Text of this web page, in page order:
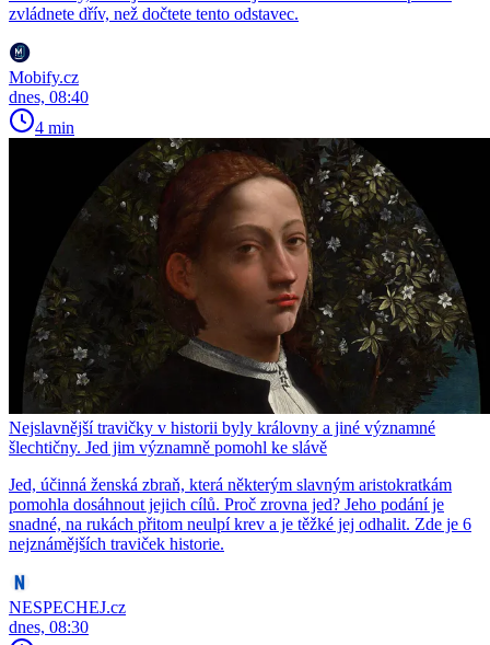
zvládnete dřív, než dočtete tento odstavec.
Mobify.cz
dnes, 08:40
4 min
Nejslavnější travičky v historii byly královny a jiné významné
šlechtičny. Jed jim významně pomohl ke slávě
Jed, účinná ženská zbraň, která některým slavným aristokratkám
pomohla dosáhnout jejich cílů. Proč zrovna jed? Jeho podání je
snadné, na rukách přitom neulpí krev a je těžké jej odhalit. Zde je 6
nejznámějších traviček historie.
NESPECHEJ.cz
dnes, 08:30